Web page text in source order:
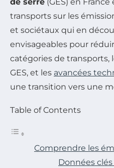
transports sur les
et sociétaux qui en
envisageables pour
catégories de transports,
GES, et les avancées
une transition vers une
Table of Contents
Comprendre les
Données